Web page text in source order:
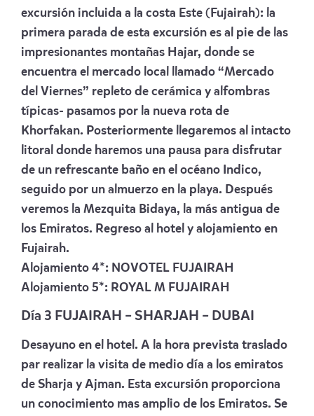
excursión incluida a la costa Este (Fujairah): la
primera parada de esta excursión es al pie de las
impresionantes montañas Hajar, donde se
encuentra el mercado local llamado “Mercado
del Viernes” repleto de cerámica y alfombras
típicas- pasamos por la nueva rota de
Khorfakan. Posteriormente llegaremos al intacto
litoral donde haremos una pausa para disfrutar
de un refrescante baño en el océano Indico,
seguido por un almuerzo en la playa. Después
veremos la Mezquita Bidaya, la más antigua de
los Emiratos. Regreso al hotel y alojamiento en
Fujairah.
Alojamiento 4*: NOVOTEL FUJAIRAH
Alojamiento 5*: ROYAL M FUJAIRAH
Día 3 FUJAIRAH – SHARJAH – DUBAI
Desayuno en el hotel. A la hora prevista traslado
par realizar la visita de medio día a los emiratos
de Sharja y Ajman. Esta excursión proporciona
un conocimiento mas amplio de los Emiratos. Se